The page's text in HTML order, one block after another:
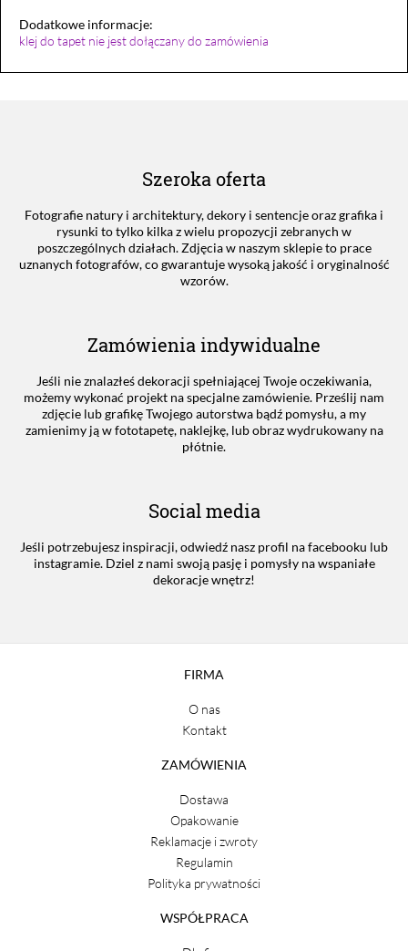
Dodatkowe informacje:
klej do tapet nie jest dołączany do zamówienia
Szeroka oferta
Fotografie natury i architektury, dekory i sentencje oraz grafika i
rysunki to tylko kilka z wielu propozycji zebranych w
poszczególnych działach. Zdjęcia w naszym sklepie to prace
uznanych fotografów, co gwarantuje wysoką jakość i oryginalność
wzorów.
Zamówienia indywidualne
Jeśli nie znalazłeś dekoracji spełniającej Twoje oczekiwania,
możemy wykonać projekt na specjalne zamówienie. Prześlij nam
zdjęcie lub grafikę Twojego autorstwa bądź pomysłu, a my
zamienimy ją w fototapetę, naklejkę, lub obraz wydrukowany na
płótnie.
Social media
Jeśli potrzebujesz inspiracji, odwiedź nasz profil na facebooku lub
instagramie. Dziel z nami swoją pasję i pomysły na wspaniałe
dekoracje wnętrz!
FIRMA
O nas
Kontakt
ZAMÓWIENIA
Dostawa
Opakowanie
Reklamacje i zwroty
Regulamin
Polityka prywatności
WSPÓŁPRACA